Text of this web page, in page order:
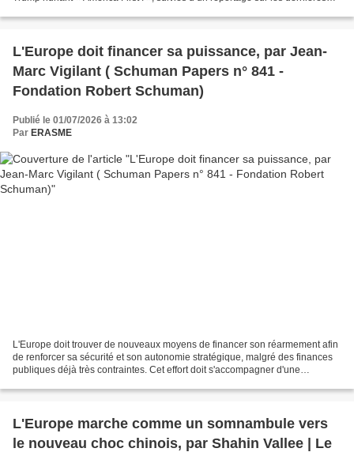
L'Europe doit financer sa puissance, par Jean-
Marc Vigilant ( Schuman Papers n° 841 -
Fondation Robert Schuman)
Publié le 01/07/2026 à 13:02
Par ERASME
L'Europe doit trouver de nouveaux moyens de financer son réarmement afin
de renforcer sa sécurité et son autonomie stratégique, malgré des finances
publiques déjà très contraintes. Cet effort doit s'accompagner d'une
L'Europe marche comme un somnambule vers
le nouveau choc chinois, par Shahin Vallee | Le